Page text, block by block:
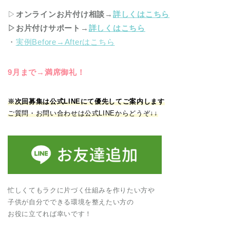
▷ オンラインお片付け相談 → 詳しくはこちら
▷お片付けサポート → 詳しくはこちら
・ 実例Before→Afterはこちら
9月まで→満席御礼！
※次回募集は公式LINEにて優先してご案内します
ご質問・お問い合わせは公式LINEからどうぞ↓↓
忙しくてもラクに片づく仕組みを作りたい方や
子供が自分でできる環境を整えたい方の
お役に立てれば幸いです！